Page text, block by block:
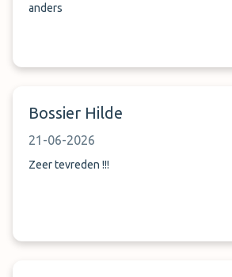
anders
Bossier Hilde
21-06-2026
Zeer tevreden !!!